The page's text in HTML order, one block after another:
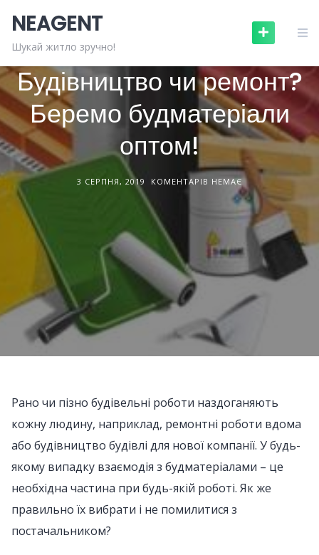
content
NEAGENT
Шукай житло зручно!БУДІВЕЛЬНІ МАТЕРІАЛИ
Будівництво чи ремонт?
Беремо будматеріали
оптом!
3 СЕРПНЯ, 2019 КОМЕНТАРІВ НЕМАЄ
Рано чи пізно будівельні роботи наздоганяють
кожну людину, наприклад, ремонтні роботи вдома
або будівництво будівлі для нової компанії. У будь-
якому випадку взаємодія з будматеріалами – це
необхідна частина при будь-якій роботі. Як же
правильно їх вибрати і не помилитися з
постачальником?